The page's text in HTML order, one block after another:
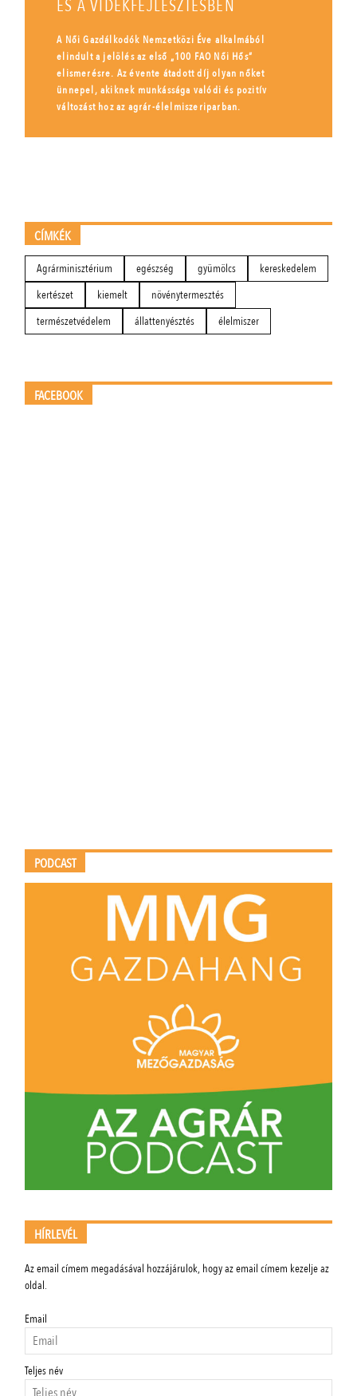
ÉS A VIDÉKFEJLESZTÉSBEN
A Női Gazdálkodók Nemzetközi Éve alkalmából
elindult a jelölés az első „100 FAO Női Hős”
elismerésre. Az évente átadott díj olyan nőket
ünnepel, akiknek munkássága valódi és pozitív
változást hoz az agrár-élelmiszeriparban.
CÍMKÉK
Agrárminisztérium egészség gyümölcs
kereskedelem
kertészet
kiemelt
növénytermesztés
természetvédelem
állattenyésztés élelmiszer
FACEBOOK
PODCAST
HÍRLEVÉL
Az email címem megadásával hozzájárulok, hogy az email címem kezelje az
oldal.
Email
Teljes név